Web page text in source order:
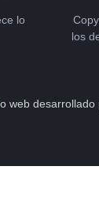
lo
los
web desarrollado